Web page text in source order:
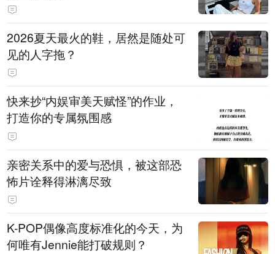
2026夏天最火的鞋，居然是随处可
见的人字拖？
快来抄“内娱审美天赋怪”的作业，
打造你的专属氛围感
亲密关系中的爱与恐惧，被这部恐
怖片诠释得淋漓尽致
K-POP偶像高度标准化的今天，为
何唯有Jennie能打破规则？